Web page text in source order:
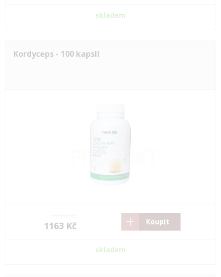
skladem
Kordyceps - 100 kapslí
1163 Kč Koupit
skladem